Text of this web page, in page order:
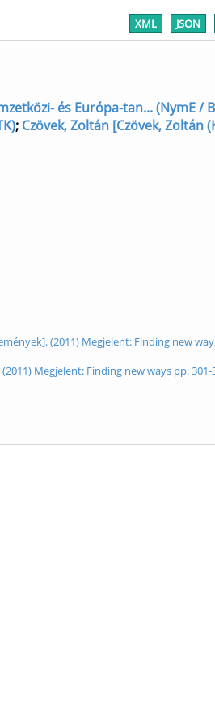
XML JSON
és Európa-tan... (NymE /
; Czövek, Zoltán [Czövek, Zoltán
(2011) Megjelent: Finding new
Megjelent: Finding new ways pp. 301-